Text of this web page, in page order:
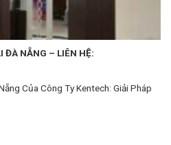
ĐÀ NẴNG – LIÊN HỆ:
Của Công Ty Kentech: Giải Pháp